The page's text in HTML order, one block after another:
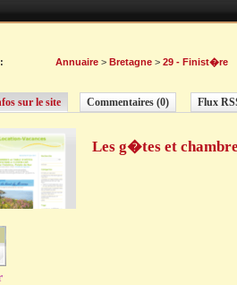
Annuaire> Bretagne> 29 - Finist�re
sur le site Commentaires (0) Flux
Les g�tes et